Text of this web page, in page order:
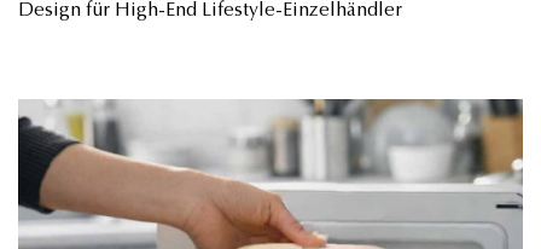
Design für High-End Lifestyle-Einzelhändler